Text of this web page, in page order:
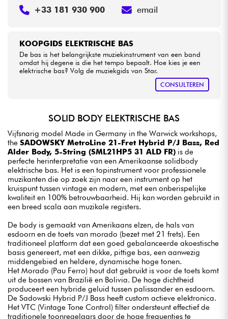
KOOPGIDS ELEKTRISCHE BAS
De bas is het belangrijkste muziekinstrument van een band
omdat hij degene is die het tempo bepaalt. Hoe kies je een
elektrische bas? Volg de muziekgids van Star.
CONSULTEREN
+33 181 930 900 email
SOLID BODY ELEKTRISCHE BAS
Vijfsnarig model Made in Germany in the Warwick workshops,
the SADOWSKY MetroLine 21-Fret Hybrid P/J Bass, Red
Alder Body, 5-String (SML21HP5 31 ALD FR) is de
perfecte herinterpretatie van een Amerikaanse solidbody
elektrische bas. Het is een topinstrument voor professionele
muzikanten die op zoek zijn naar een instrument op het
kruispunt tussen vintage en modern, met een onberispelijke
kwaliteit en 100% betrouwbaarheid. Hij kan worden gebruikt in
een breed scala aan muzikale registers.
De body is gemaakt van Amerikaans elzen, de hals van
esdoorn en de toets van morado (bezet met 21 frets). Een
traditioneel platform dat een goed gebalanceerde akoestische
basis genereert, met een dikke, pittige bas, een aanwezig
middengebied en heldere, dynamische hoge tonen.
Het Morado (Pau Ferro) hout dat gebruikt is voor de toets komt
uit de bossen van Brazilië en Bolivia. De hoge dichtheid
produceert een hybride geluid tussen palissander en esdoorn.
De Sadowski Hybrid P/J Bass heeft custom actieve elektronica.
Het VTC (Vintage Tone Control) filter ondersteunt effectief de
traditionele toonregelaars door de hoge frequenties te